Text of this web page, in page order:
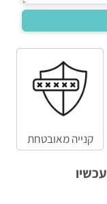
קנייה מאובטחת